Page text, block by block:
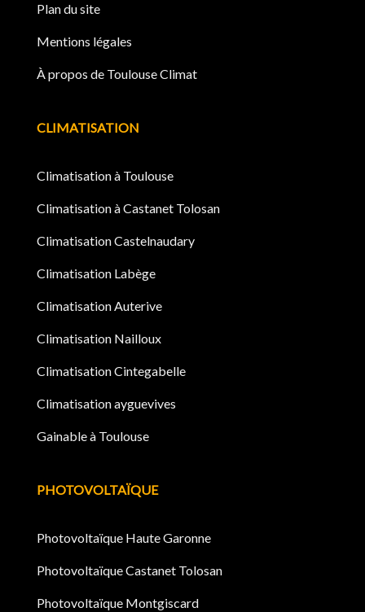
Plan du site
Mentions légales
À propos de Toulouse Climat
CLIMATISATION
Climatisation à Toulouse
Climatisation à Castanet Tolosan
Climatisation Castelnaudary
Climatisation Labège
Climatisation Auterive
Climatisation Nailloux
Climatisation Cintegabelle
Climatisation ayguevives
Gainable à Toulouse
PHOTOVOLTAÏQUE
Photovoltaïque Haute Garonne
Photovoltaïque Castanet Tolosan
Photovoltaïque Montgiscard